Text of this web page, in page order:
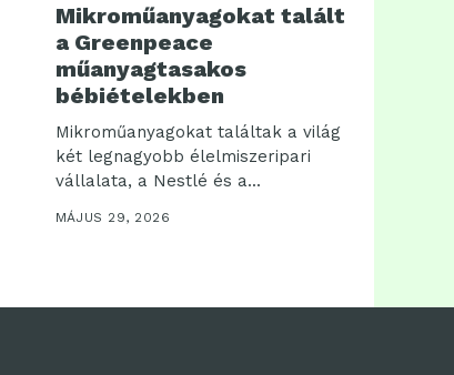
Mikroműanyagokat talált
a Greenpeace
műanyagtasakos
bébiételekben
Mikroműanyagokat találtak a világ
két legnagyobb élelmiszeripari
vállalata, a Nestlé és a...
MÁJUS 29, 2026